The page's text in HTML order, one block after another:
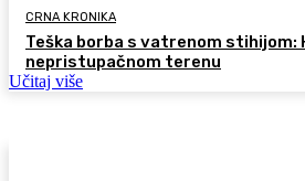
CRNA KRONIKA
Teška borba s vatrenom stihijom:
nepristupačnom terenu
Učitaj više